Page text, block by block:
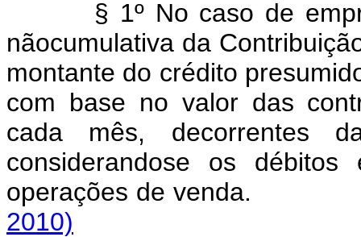
§ 1º No caso de
nãocumulativa da
montante do crédito
com base no valor das
cada mês, decorrentes
considerandose os
operações de venda.
2010)